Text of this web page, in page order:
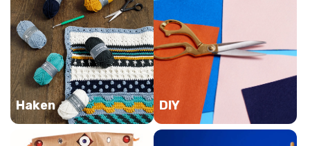
Haken DIY